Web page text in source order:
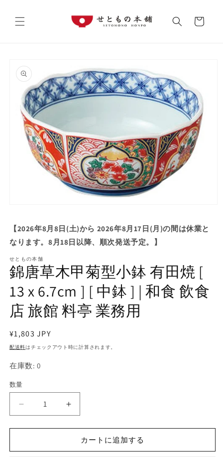
進む
ー
報にス
キップ
ダ
で
デ
ィ
ア
(1)
を
開
く
【2026年8月8日(土)から 2026年8月17日(月)の間は休業と
なります。8月18日以降、順次発送予定。】
せともの本舗
錦唐草木甲菊型小鉢 有田焼 [
13 x 6.7cm ] [ 中鉢 ] | 和食 飲食
店 旅館 料亭 業務用
通
常
格
¥1,803 JPY
配送料はチェックアウト時に計算されます。
在庫数: 0
数量
錦
カートに追加する